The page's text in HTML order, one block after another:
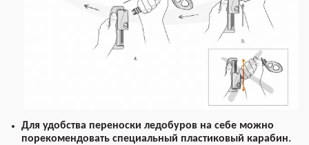
Для удобства переноски ледобуров на себе можно
порекомендовать специальный пластиковый карабин.